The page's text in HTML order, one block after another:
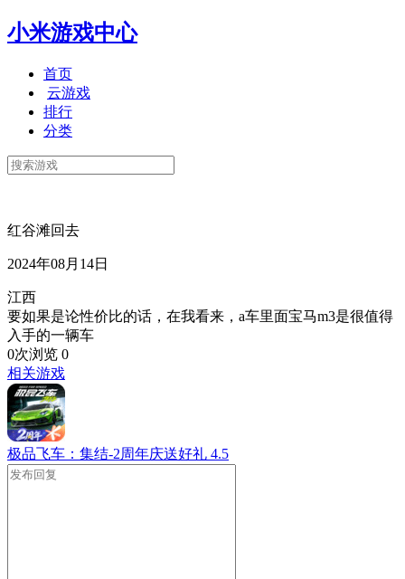
小米游戏中心
首页
云游戏
排行
分类
红谷滩回去
2024年08月14日
江西
要如果是论性价比的话，在我看来，a车里面宝马m3是很值得
入手的一辆车
0次浏览 0
相关游戏
极品飞车：集结-2周年庆送好礼 4.5